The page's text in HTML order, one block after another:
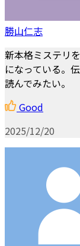
勝山仁志
新本格ミステリ
になっている。
読んでみたい。
Good
2025/12/20